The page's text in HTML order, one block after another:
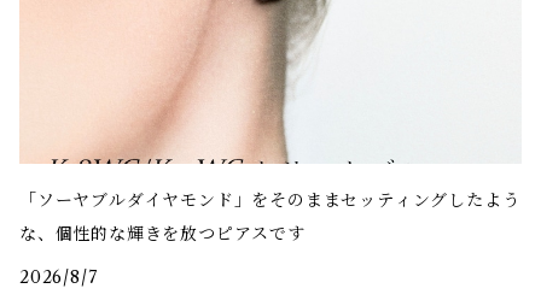
「ソーヤブルダイヤモンド」をそのままセッティングしたよう
な、個性的な輝きを放つピアスです
2026/8/7